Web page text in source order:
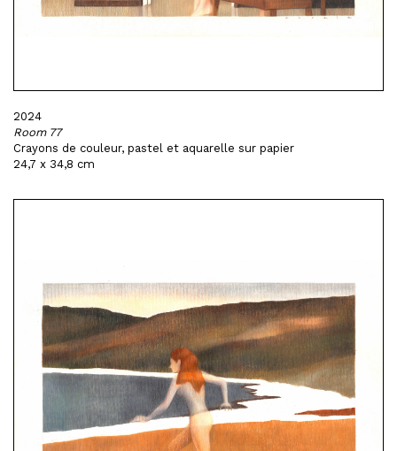
2024
Room 77
Crayons de couleur, pastel et aquarelle sur papier
24,7 x 34,8 cm